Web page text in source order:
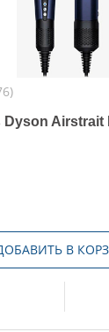
Airstrait
В